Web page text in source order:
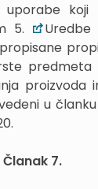
koji
5.
Uredbe
predmeta
proizvoda
u
Članak 7.